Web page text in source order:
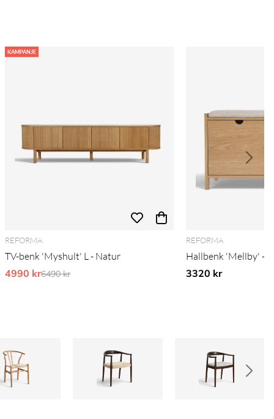
KAMPANJE
REFORMA
TV-benk 'Myshult' L - Natur
4990 krOrdinarie pris:
6490 kr
REFORMA
Hallbenk 'Mellby' -
3320 kr